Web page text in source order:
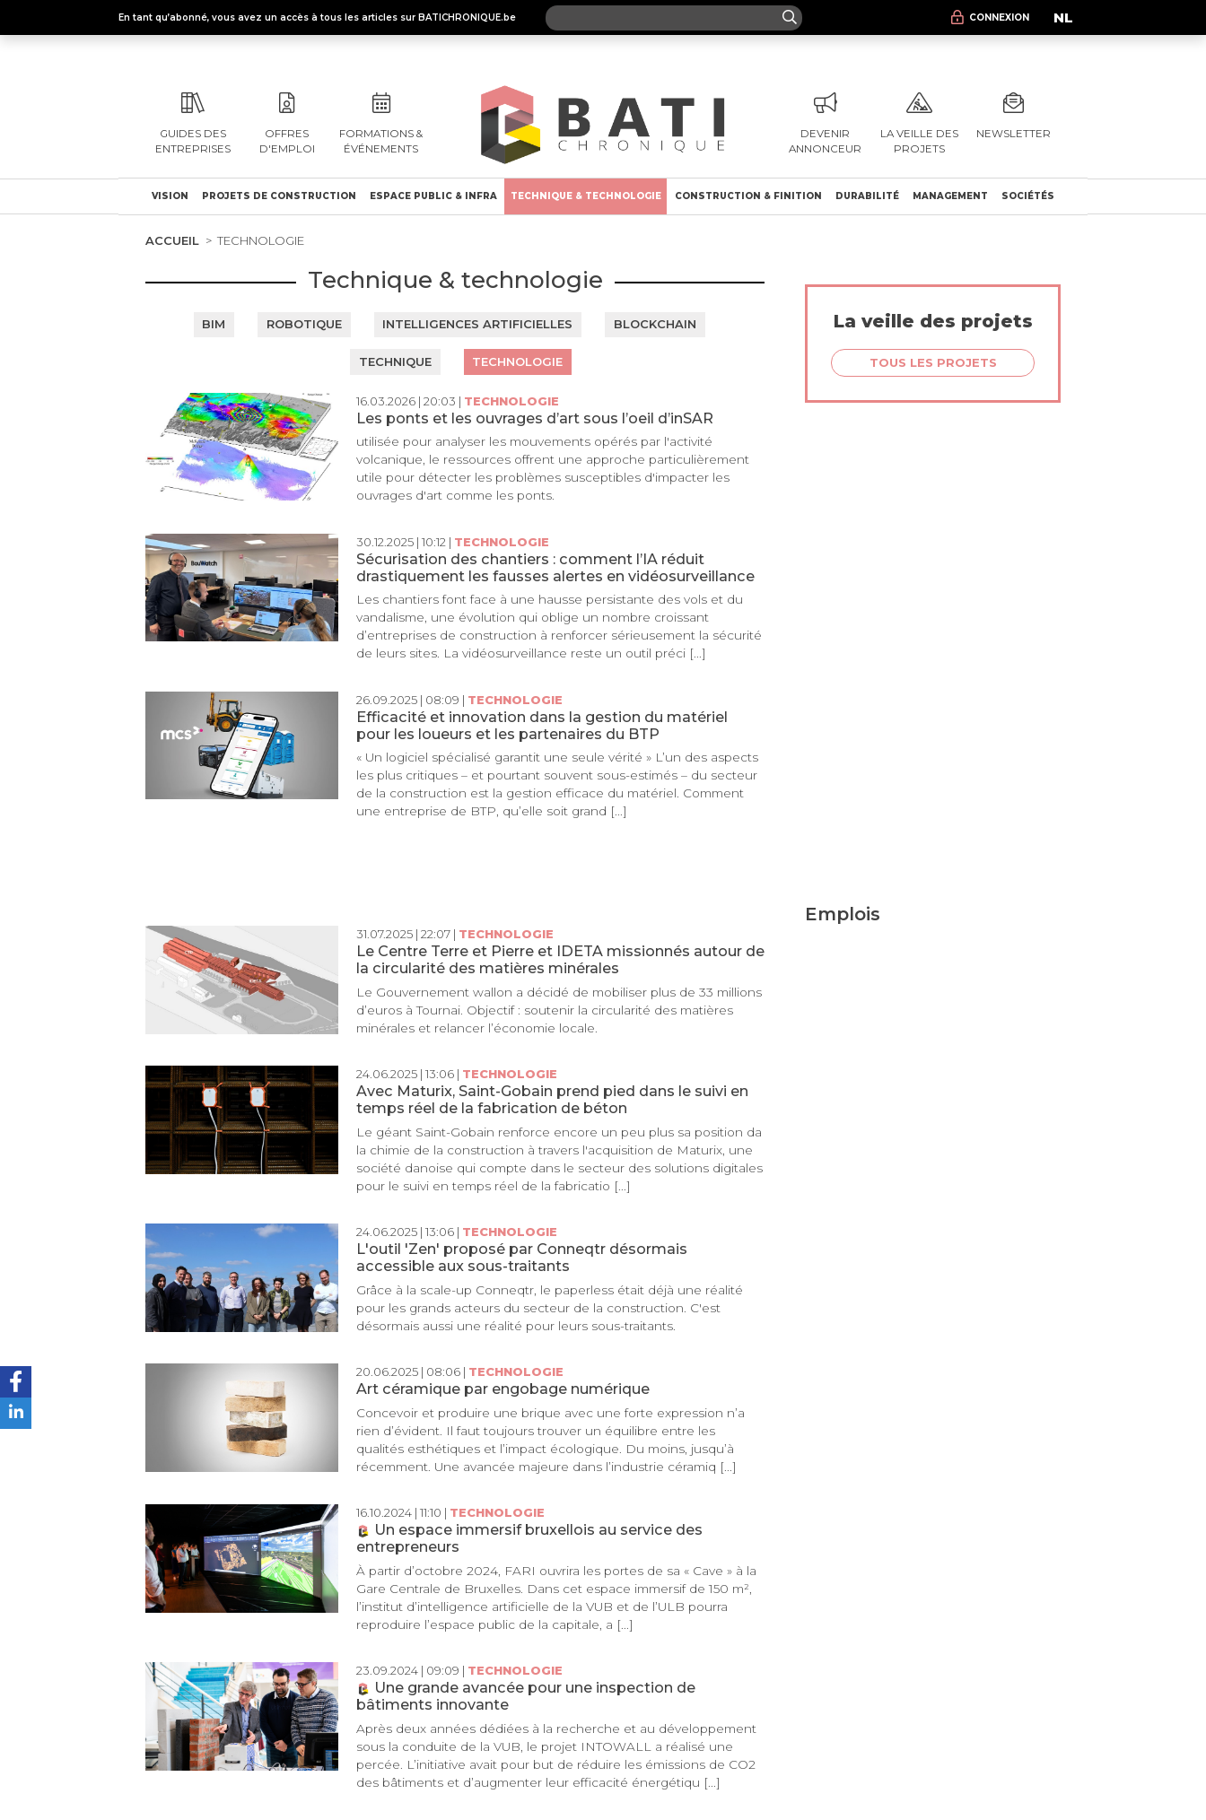
En tant qu’abonné, vous avez un accès à tous les articles sur BATICHRONIQUE.be CONNEXION NL
GUIDES DES
ENTREPRISES
OFFRES
D'EMPLOI
FORMATIONS &
ÉVÉNEMENTS
DEVENIR
ANNONCEUR
LA VEILLE DES
PROJETS
NEWSLETTER
VISION PROJETS DE CONSTRUCTION ESPACE PUBLIC & INFRA TECHNIQUE & TECHNOLOGIE CONSTRUCTION & FINITION DURABILITÉ MANAGEMENT SOCIÉTÉS
ACCUEIL TECHNOLOGIE
Technique & technologie
BIM ROBOTIQUE INTELLIGENCES ARTIFICIELLES BLOCKCHAIN
TECHNIQUE TECHNOLOGIE
16.03.2026 | 20:03 | TECHNOLOGIE
Les ponts et les ouvrages d’art sous l’oeil d’inSAR
utilisée pour analyser les mouvements opérés par l'activité
volcanique, le ressources offrent une approche particulièrement
utile pour détecter les problèmes susceptibles d'impacter les
ouvrages d'art comme les ponts.
30.12.2025 | 10:12 | TECHNOLOGIE
Sécurisation des chantiers : comment l’IA réduit
drastiquement les fausses alertes en vidéosurveillance
Les chantiers font face à une hausse persistante des vols et du
vandalisme, une évolution qui oblige un nombre croissant
d’entreprises de construction à renforcer sérieusement la sécurité
de leurs sites. La vidéosurveillance reste un outil préci [...]
26.09.2025 | 08:09 | TECHNOLOGIE
Efficacité et innovation dans la gestion du matériel
pour les loueurs et les partenaires du BTP
« Un logiciel spécialisé garantit une seule vérité » L’un des aspects
les plus critiques – et pourtant souvent sous-estimés – du secteur
de la construction est la gestion efficace du matériel. Comment
une entreprise de BTP, qu’elle soit grand [...]
31.07.2025 | 22:07 | TECHNOLOGIE
Le Centre Terre et Pierre et IDETA missionnés autour de
la circularité des matières minérales
Le Gouvernement wallon a décidé de mobiliser plus de 33 millions
d’euros à Tournai. Objectif : soutenir la circularité des matières
minérales et relancer l’économie locale.
24.06.2025 | 13:06 | TECHNOLOGIE
Avec Maturix, Saint-Gobain prend pied dans le suivi en
temps réel de la fabrication de béton
Le géant Saint-Gobain renforce encore un peu plus sa position da
la chimie de la construction à travers l'acquisition de Maturix, une
société danoise qui compte dans le secteur des solutions digitales
pour le suivi en temps réel de la fabricatio [...]
24.06.2025 | 13:06 | TECHNOLOGIE
L'outil 'Zen' proposé par Conneqtr désormais
accessible aux sous-traitants
Grâce à la scale-up Conneqtr, le paperless était déjà une réalité
pour les grands acteurs du secteur de la construction. C'est
désormais aussi une réalité pour leurs sous-traitants.
20.06.2025 | 08:06 | TECHNOLOGIE
Art céramique par engobage numérique
Concevoir et produire une brique avec une forte expression n’a
rien d’évident. Il faut toujours trouver un équilibre entre les
qualités esthétiques et l’impact écologique. Du moins, jusqu’à
récemment. Une avancée majeure dans l’industrie céramiq [...]
16.10.2024 | 11:10 | TECHNOLOGIE
Un espace immersif bruxellois au service des
entrepreneurs
À partir d’octobre 2024, FARI ouvrira les portes de sa « Cave » à la
Gare Centrale de Bruxelles. Dans cet espace immersif de 150 m²,
l’institut d’intelligence artificielle de la VUB et de l’ULB pourra
reproduire l’espace public de la capitale, a [...]
23.09.2024 | 09:09 | TECHNOLOGIE
Une grande avancée pour une inspection de
bâtiments innovante
Après deux années dédiées à la recherche et au développement
sous la conduite de la VUB, le projet INTOWALL a réalisé une
percée. L’initiative avait pour but de réduire les émissions de CO2
des bâtiments et d’augmenter leur efficacité énergétiqu [...]
La veille des projets
TOUS LES PROJETS
Emplois